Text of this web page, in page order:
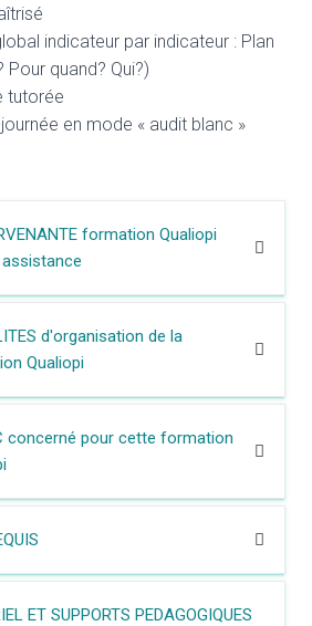
indicateur par indicateur : Plan
Pour quand? Qui?)
tutorée
en mode « audit blanc »
formation Qualiopi
assistance
d'organisation de la
Qualiopi
concerné pour cette formation
ET SUPPORTS PEDAGOGIQUES